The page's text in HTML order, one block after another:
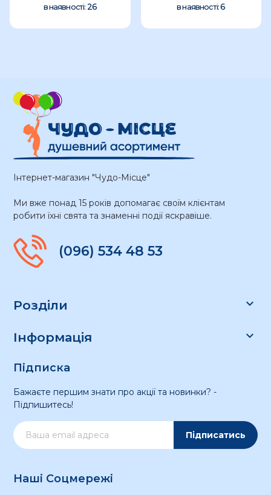
в наявності: 26 в наявності:6
Інтернет-магазин "Чудо-Місце"
Ми вже понад 15 років допомагає своїм клієнтам
робити їхні свята та знаменні події яскравіше.
(096) 534 48 53
Розділи 
Інформація 
Підписка
Бажаєте першим знати про акції та новинки? -
Підпишитесь!
Підписатись
Наші Соцмережі